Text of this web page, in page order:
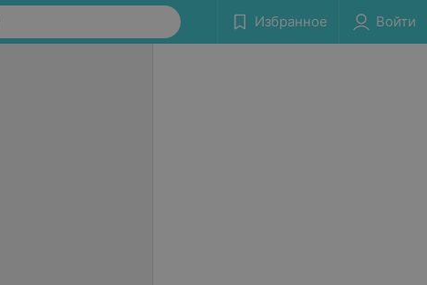
Избранное Войти